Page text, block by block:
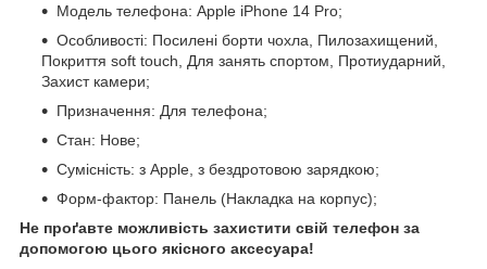
Модель телефона: Apple iPhone 14 Pro;
Особливості: Посилені борти чохла, Пилозахищений,
Покриття soft touch, Для занять спортом, Протиударний,
Захист камери;
Призначення: Для телефона;
Стан: Нове;
Сумісність: з Apple, з бездротовою зарядкою;
Форм-фактор: Панель (Накладка на корпус);
Не проґавте можливість захистити свій телефон за
допомогою цього якісного аксесуара!